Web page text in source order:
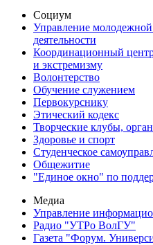
Социум
Управление
деятельности
Координационный
и экстремизму
Волонтерство
Обучение служением
Первокурснику
Этический кодекс
Творческие клубы,
Здоровье и спорт
Студенческое
Общежитие
"Единое окно" по
Медиа
Управление
Радио "УТРо ВолГУ"
Газета "Форум.